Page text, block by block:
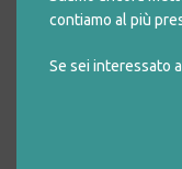
contiamo al più
Se sei interessato
€5,00
COLOR FAX